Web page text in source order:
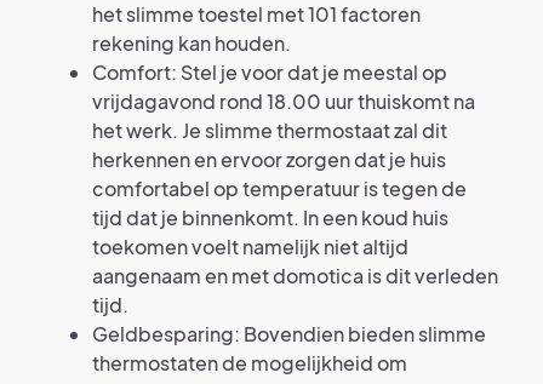
het slimme toestel met 101 factoren
rekening kan houden.
Comfort: Stel je voor dat je meestal op
vrijdagavond rond 18.00 uur thuiskomt na
het werk. Je slimme thermostaat zal dit
herkennen en ervoor zorgen dat je huis
comfortabel op temperatuur is tegen de
tijd dat je binnenkomt. In een koud huis
toekomen voelt namelijk niet altijd
aangenaam en met domotica is dit verleden
tijd.
Geldbesparing: Bovendien bieden slimme
thermostaten de mogelijkheid om